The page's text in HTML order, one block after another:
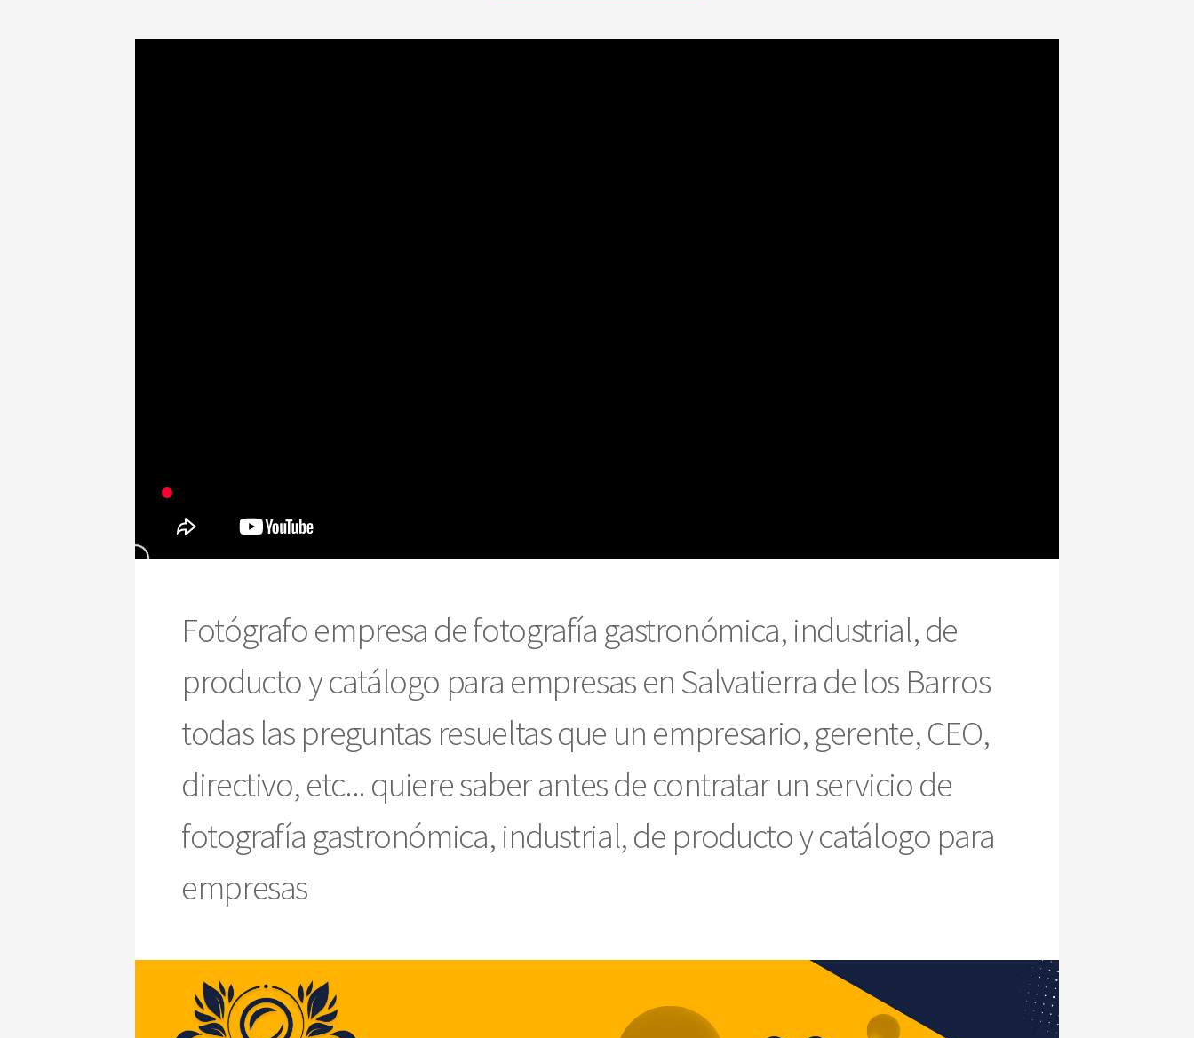
Fotógrafo empresa de fotografía gastronómica, industrial, de
producto y catálogo para empresas en Salvatierra de los Barros
todas las preguntas resueltas que un empresario, gerente, CEO,
directivo, etc... quiere saber antes de contratar un servicio de
fotografía gastronómica, industrial, de producto y catálogo para
empresas